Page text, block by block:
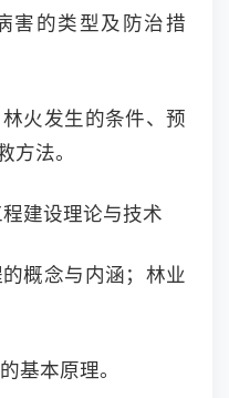
害的类型及防治措
火发生的条件、预
法。
程建设理论与技术
概念与内涵；林业
基本原理。